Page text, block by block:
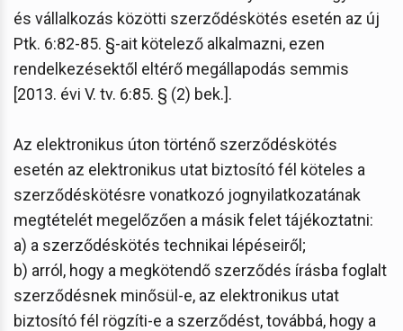
és vállalkozás közötti szerződéskötés esetén az új
Ptk. 6:82-85. §-ait kötelező alkalmazni, ezen
rendelkezésektől eltérő megállapodás semmis
[2013. évi V. tv. 6:85. § (2) bek.].
Az elektronikus úton történő szerződéskötés
esetén az elektronikus utat biztosító fél köteles a
szerződéskötésre vonatkozó jognyilatkozatának
megtételét megelőzően a másik felet tájékoztatni:
a) a szerződéskötés technikai lépéseiről;
b) arról, hogy a megkötendő szerződés írásba foglalt
szerződésnek minősül-e, az elektronikus utat
biztosító fél rögzíti-e a szerződést, továbbá, hogy a